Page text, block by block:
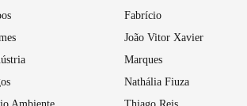
Fabrício
João Vitor Xavier
Marques
Nathália Fiuza